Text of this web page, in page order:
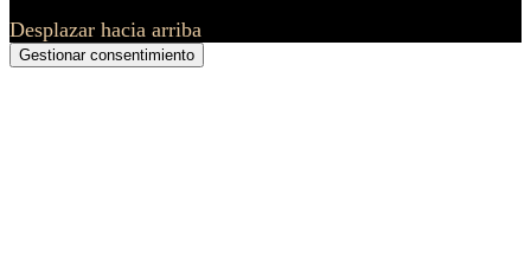
Desplazar hacia arriba
Gestionar consentimiento